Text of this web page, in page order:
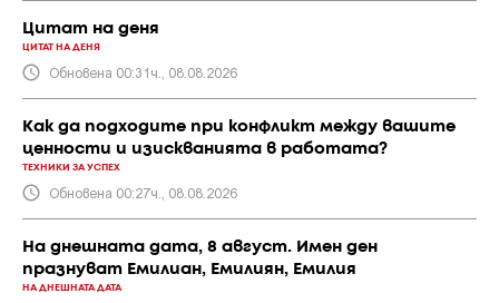
Цитат на деня
ЦИТАТ НА ДЕНЯ
Обновена 00:31ч., 08.08.2026
Как да подходите при конфликт между вашите
ценности и изискванията в работата?
ТЕХНИКИ ЗА УСПЕХ
Обновена 00:27ч., 08.08.2026
На днешната дата, 8 август. Имен ден
празнуват Емилиан, Емилиян, Емилия
НА ДНЕШНАТА ДАТА